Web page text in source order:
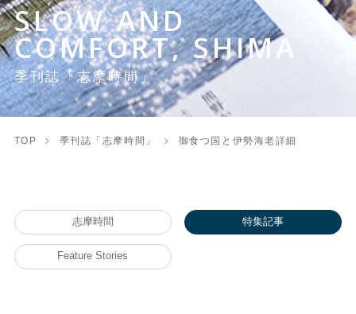
SLOW AND
COMFORT, SHIMA
季刊誌「志摩時間」
TOP 季刊誌「志摩時間」 御食つ国と伊勢海老詳細
志摩時間 特集記事
Feature Stories